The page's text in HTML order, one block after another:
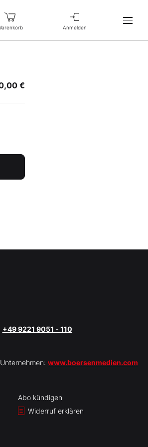
Anmelden
€
+49 9221 9051 - 110
www.boersenmedien.com
Abo kündigen
Widerruf erklären